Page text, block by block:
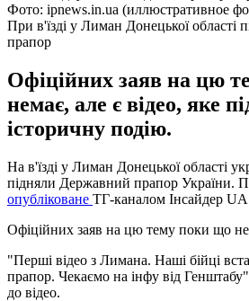
Фото: ipnews.in.ua (иллюстративное
При в'їзді у Лиман Донецької області
прапор
Офіційних заяв на цю
немає, але є відео, яке
історичну подію.
На в'їзді у Лиман Донецької області
підняли Державний прапор України.
опубліковане ТГ-каналом Інсайдер
Офіційних заяв на цю тему поки що
"Перші відео з Лимана. Наші бійці
прапор. Чекаємо на інфу від
до відео.